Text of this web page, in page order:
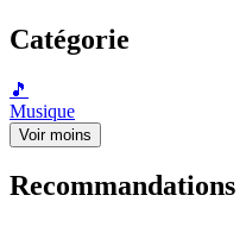
Catégorie
🎵
Musique
Voir moins
Recommandations